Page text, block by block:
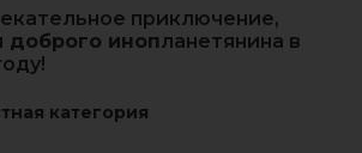
приключение,
доброго инопланетянина в
категория